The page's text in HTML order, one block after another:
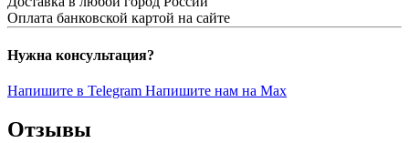
Оплата банковской картой на сайте
Нужна консультация?
Напишите в Telegram Напишите нам на Max
Отзывы